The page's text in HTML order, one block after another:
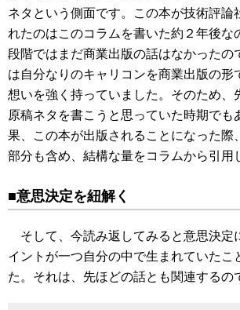
ネタという側面です。この本が技術評論
れたのはこのコラムを書いた約２年後な
段階ではまだ商業出版の話はなかったの
は自分なりのキャリコンを商業出版の形
想いを強く持っていました。そのため、
原稿ネタを書こうと思っていた時期でも
果、この本が出版されることになった際
部分も含め、結構な量をコラムから引用
■意思決定を紐解く
そして、今読み返してみると意思決定
イントが一つ自分の中で生まれていたこ
た。それは、先ほどの話とも関連するの